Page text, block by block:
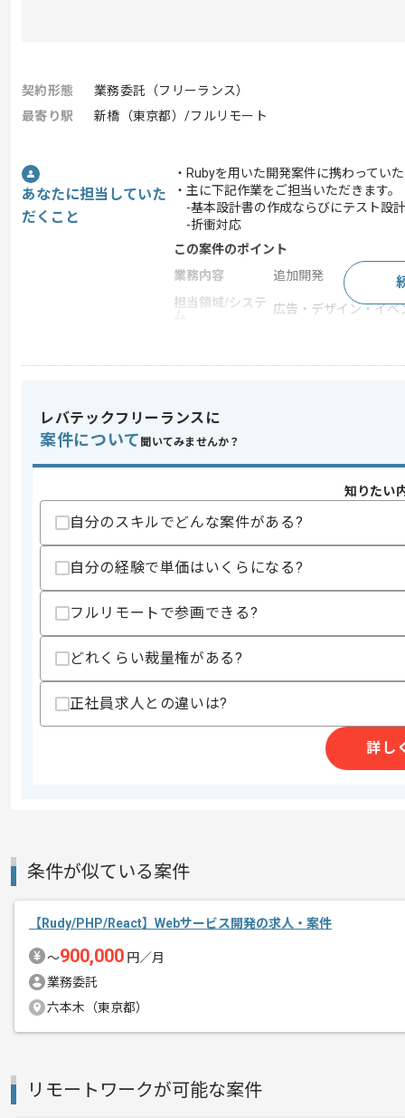
契約形態
業務委託（フリーランス）
最寄り駅
新橋（東京都）/フルリモート
あなたに担当していた
だくこと
・Rubyを用いた開発案件に携わってい
・主に下記作業をご担当いただきます。
-基本設計書の作成ならびにテスト設
-折衝対応
この案件のポイント
業務内容
追加開発
担当領域/システ 広告・デザイン・イベ
スキル
求めるスキル
・エンジニア経験5年以上
・設計経験
・アジャイル又はスクラムでの開発経験
歓迎スキル
・APIを用いたWebシステムの開発運用
スキルに不安がある方へ
上記に似た経験やスキルをお持ちであれば申
精算・お支払い
作業開始日
エージェントからのコ
メント
フルリモートにて作業していただきます
レバテックフリーランスに
案件について 聞いてみませんか？
知りたい
自分のスキルでどんな案件がある?
自分の経験で単価はいくらになる?
フルリモートで参画できる?
どれくらい裁量権がある?
正社員求人との違いは?
詳し
条件が似ている案件
【Rudy/PHP/React】Webサービス開発の求人・案件
〜900,000 円／月
業務委託
六本木（東京都）
リモートワークが可能な案件